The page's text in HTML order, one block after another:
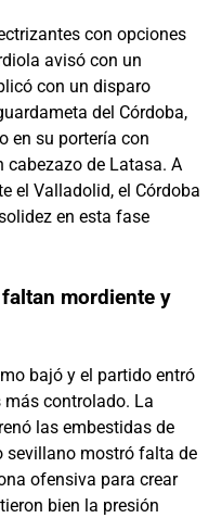
con opciones
avisó con un
con un disparo
del Córdoba,
en su portería con
cabezazo de Latasa. A
el Valladolid, el Córdoba
en esta fase
mordiente y
bajó y el partido entró
controlado. La
las embestidas de
sevillano mostró falta de
ofensiva para crear
bien la presión